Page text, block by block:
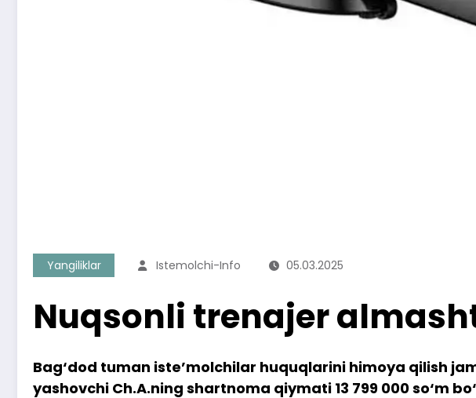
Yangiliklar Istemolchi-Info 05.03.2025
Nuqsonli trenajer
Bag‘dod tuman iste’molchilar huquqlarini himoya qilish
yashovchi Ch.A.ning shartnoma qiymati 13 799 000 so‘m